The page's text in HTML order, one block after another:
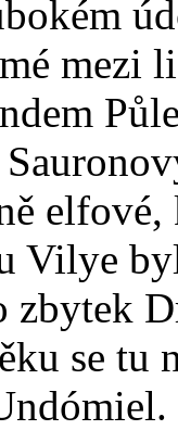
mezi
Vilye
zbytek
se